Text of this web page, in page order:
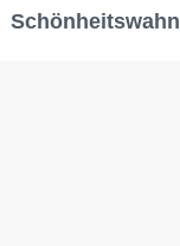
Schönheitswahn